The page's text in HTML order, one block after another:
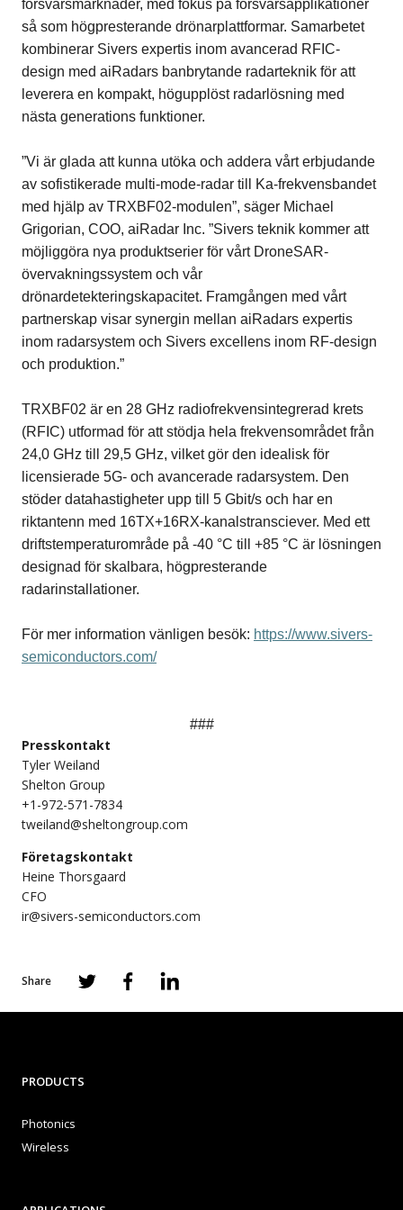
försvarsmarknader, med fokus på försvarsapplikationer
så som högpresterande drönarplattformar. Samarbetet
kombinerar Sivers expertis inom avancerad RFIC-
design med aiRadars banbrytande radarteknik för att
leverera en kompakt, högupplöst radarlösning med
nästa generations funktioner.
”Vi är glada att kunna utöka och addera vårt erbjudande
av sofistikerade multi-mode-radar till Ka-frekvensbandet
med hjälp av TRXBF02-modulen”, säger Michael
Grigorian, COO, aiRadar Inc. ”Sivers teknik kommer att
möjliggöra nya produktserier för vårt DroneSAR-
övervakningssystem och vår
drönardetekteringskapacitet. Framgången med vårt
partnerskap visar synergin mellan aiRadars expertis
inom radarsystem och Sivers excellens inom RF-design
och produktion.”
TRXBF02 är en 28 GHz radiofrekvensintegrerad krets
(RFIC) utformad för att stödja hela frekvensområdet från
24,0 GHz till 29,5 GHz, vilket gör den idealisk för
licensierade 5G- och avancerade radarsystem. Den
stöder datahastigheter upp till 5 Gbit/s och har en
riktantenn med 16TX+16RX-kanalstransciever. Med ett
driftstemperaturområde på -40 °C till +85 °C är lösningen
designad för skalbara, högpresterande
radarinstallationer.
För mer information vänligen besök: https://www.sivers-
semiconductors.com/
###
Presskontakt
Tyler Weiland
Shelton Group
+1-972-571-7834
tweiland@sheltongroup.com
Företagskontakt
Heine Thorsgaard
CFO
ir@sivers-semiconductors.com
Share
PRODUCTS
Photonics
Wireless